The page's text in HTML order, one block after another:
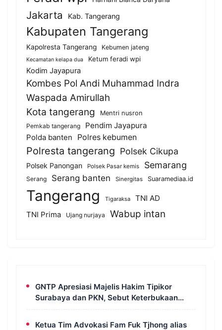
Jakarta Kab. Tangerang
Kabupaten Tangerang
Kapolresta Tangerang Kebumen jateng
Kecamatan kelapa dua Ketum feradi wpi
Kodim Jayapura
Kombes Pol Andi Muhammad Indra
Waspada Amirullah
Kota tangerang
Mentri nusron
Pemkab tangerang
Pendim Jayapura
Polda banten
Polres kebumen
Polresta tangerang Polsek Cikupa
Polsek Panongan Polsek Pasar kemis Semarang
Serang Serang banten Sinergitas Suaramediaa.id
Tangerang Tigaraksa
TNI AD
TNI Prima
Ujang nurjaya Wabup intan
GNTP Apresiasi Majelis Hakim Tipikor
Surabaya dan PKN, Sebut Keterbukaan
Informasi Jadi Instrumen Pengawasan
Ketua Tim Advokasi Fam Fuk Tjhong alias